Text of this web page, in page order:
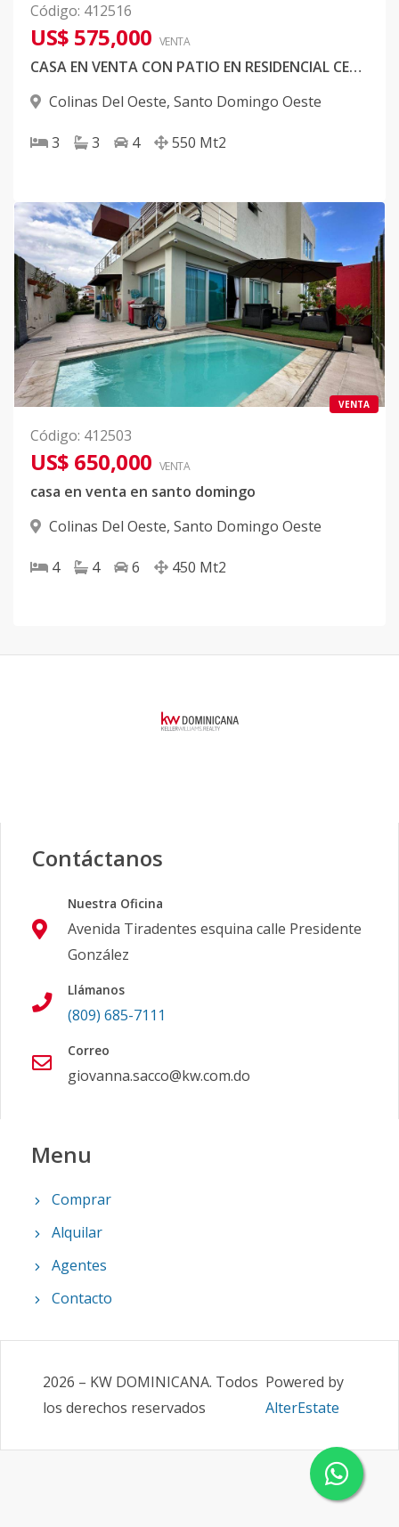
Código: 412516
US$ 575,000 VENTA
CASA EN VENTA CON PATIO EN RESIDENCIAL CERRADO
Colinas Del Oeste, Santo Domingo Oeste
3 3 4 550 Mt2
VENTA
Código: 412503
US$ 650,000 VENTA
casa en venta en santo domingo
Colinas Del Oeste, Santo Domingo Oeste
4 4 6 450 Mt2
Contáctanos
Nuestra Oficina
Avenida Tiradentes esquina calle Presidente
González
Llámanos
(809) 685-7111
Correo
giovanna.sacco@kw.com.do
Menu
Comprar
Alquilar
Agentes
Contacto
2026 – KW DOMINICANA. Todos
los derechos reservados
Powered by
AlterEstate